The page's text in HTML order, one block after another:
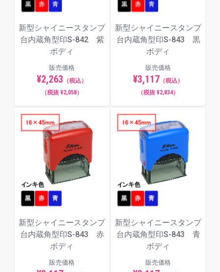
新型シャイニースタンプ
台内蔵角型印S-842 紫
ボディ
販売価格
¥2,263 （税込）
（税抜 ¥2,058）
新型シャイニースタンプ
台内蔵角型印S-843 黒
ボディ
販売価格
¥3,117 （税込）
（税抜 ¥2,834）
新型シャイニースタンプ
台内蔵角型印S-843 赤
ボディ
販売価格
新型シャイニースタンプ
台内蔵角型印S-843 青
ボディ
販売価格